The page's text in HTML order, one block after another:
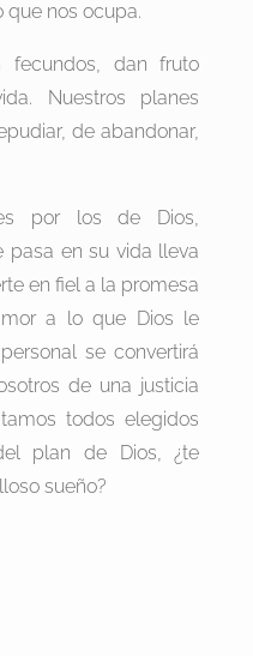
que nos ocupa.
fecundos, dan fruto
Nuestros planes
de abandonar,
por los de Dios,
pasa en su vida lleva
en fiel a la promesa
a lo que Dios le
se convertirá
de una justicia
todos elegidos
plan de Dios, ¿te
sueño?